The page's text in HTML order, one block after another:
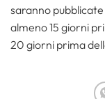
saranno pubblicate
almeno 15 giorni
20 giorni prima